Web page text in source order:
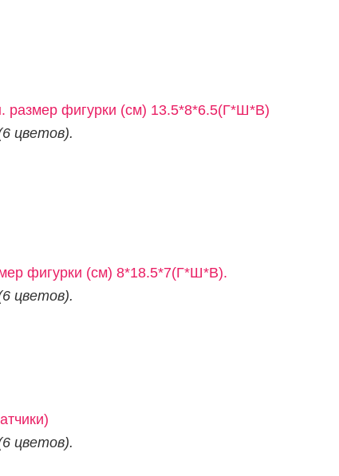
размер фигурки (см) 13.5*8*6.5(Г*Ш*В)
цветов).
фигурки (см) 8*18.5*7(Г*Ш*В).
цветов).
цветов).